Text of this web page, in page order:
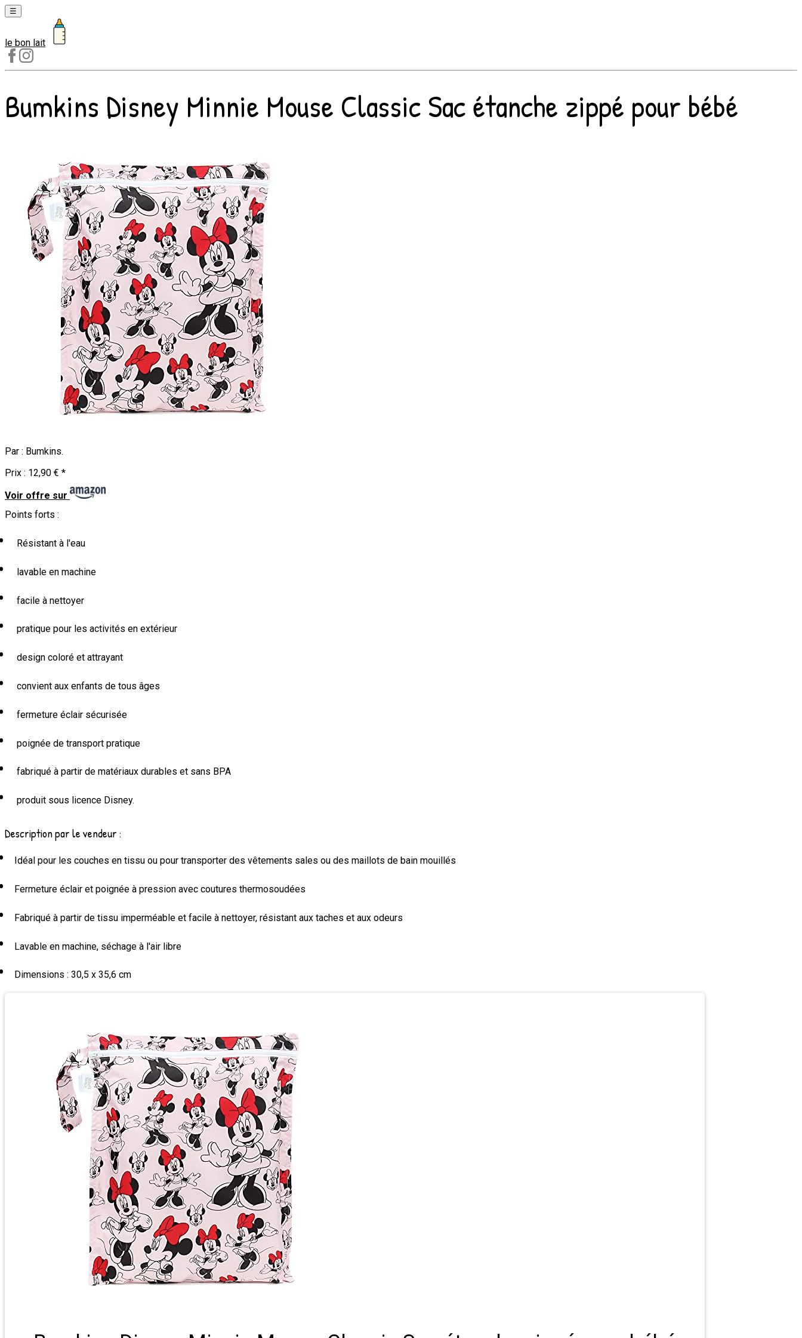
☰
Laits
1er
âge
2e
croissance
le bon lait
Bumkins Disney Minnie Mouse Classic Sac étanche zippé pour bébé
Par : Bumkins.
Prix : 12,90 € *
Voir offre sur
Points forts :
Résistant à l'eau
lavable en machine
facile à nettoyer
pratique pour les activités en extérieur
design coloré et attrayant
convient aux enfants de tous âges
fermeture éclair sécurisée
poignée de transport pratique
fabriqué à partir de matériaux durables et sans BPA
produit sous licence Disney.
Description par le vendeur :
Idéal pour les couches en tissu ou pour transporter des vêtements sales ou des maillots de bain mouillés
Fermeture éclair et poignée à pression avec coutures thermosoudées
Fabriqué à partir de tissu imperméable et facile à nettoyer, résistant aux taches et aux odeurs
Lavable en machine, séchage à l'air libre
Dimensions : 30,5 x 35,6 cm